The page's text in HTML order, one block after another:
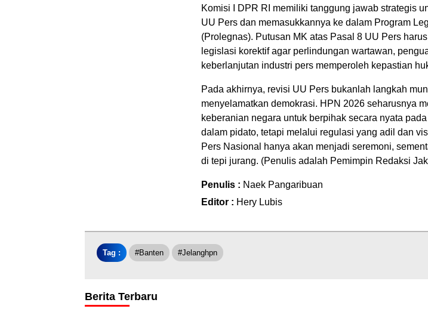
Komisi I DPR RI memiliki tanggung jawab strategis
UU Pers dan memasukkannya ke dalam Program
(Prolegnas). Putusan MK atas Pasal 8 UU Pers
legislasi korektif agar perlindungan wartawan,
keberlanjutan industri pers memperoleh kepastian
Pada akhirnya, revisi UU Pers bukanlah langkah
menyelamatkan demokrasi. HPN 2026 seharusnya
keberanian negara untuk berpihak secara nyata
dalam pidato, tetapi melalui regulasi yang adil dan
Pers Nasional hanya akan menjadi seremoni,
di tepi jurang. (Penulis adalah Pemimpin Redaksi
Penulis : Naek Pangaribuan
Editor : Hery Lubis
Tag : #Banten #jelanghpn
Berita Terbaru